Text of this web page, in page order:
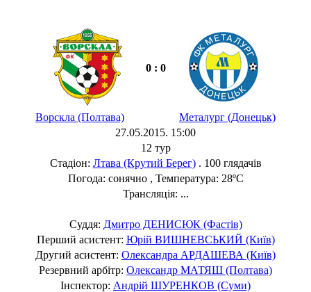
0 : 0
Ворскла (Полтава)
Металург (Донецьк)
27.05.2015. 15:00
12 тур
Стадіон: Лтава (Крутий Берег). 100 глядачів
Погода: сонячно , Температура: 28ºC
Трансляція: ...
Суддя: Дмитро ДЕНИСЮК (Фастів)
Перший асистент: Юрій ВИШНЕВСЬКИЙ (Київ)
Другий асистент: Олександра АРДАШЕВА (Київ)
Резервний арбітр: Олександр МАТЯШ (Полтава)
Інспектор: Андрій ШУРЕНКОВ (Суми)